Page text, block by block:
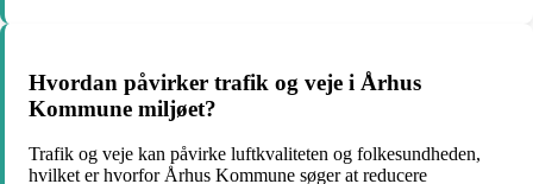
Hvordan påvirker trafik og veje i Århus
Kommune miljøet?
Trafik og veje kan påvirke luftkvaliteten og folkesundheden,
hvilket er hvorfor Århus Kommune søger at reducere